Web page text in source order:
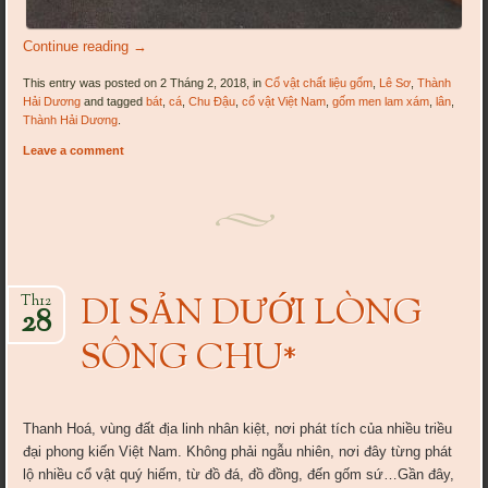
Continue reading →
This entry was posted on 2 Tháng 2, 2018, inCổ vật chất liệu gốm Lê Sơ ,Thành
Hải Dương and taggedbát ,cá ,Chu Đậu ,cổ vật Việt Nam ,gốm men lam xám ,lân
Thành Hải Dương
Leave a comment
DI SẢN DƯỚI LÒNG
SÔNG CHU*
Th12
28
Thanh Hoá, vùng đất địa linh nhân kiệt, nơi phát tích của nhiều triều
đại phong kiến Việt Nam. Không phải ngẫu nhiên, nơi đây từng phát
lộ nhiều cổ vật quý hiếm, từ đồ đá, đồ đồng, đến gốm sứ…Gần đây,